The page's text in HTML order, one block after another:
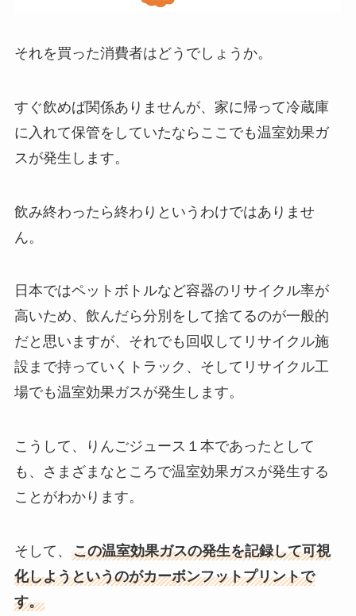
それを買った消費者はどうでしょうか。
すぐ飲めば関係ありませんが、家に帰って冷蔵庫
に入れて保管をしていたならここでも温室効果ガ
スが発生します。
飲み終わったら終わりというわけではありませ
ん。
日本ではペットボトルなど容器のリサイクル率が
高いため、飲んだら分別をして捨てるのが一般的
だと思いますが、それでも回収してリサイクル施
設まで持っていくトラック、そしてリサイクル工
場でも温室効果ガスが発生します。
こうして、りんごジュース１本であったとして
も、さまざまなところで温室効果ガスが発生する
ことがわかります。
そして、 この温室効果ガスの発生を記録して可視
化しようというのがカーボンフットプリントで
す。